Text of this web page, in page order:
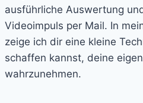
ausführliche Auswertung
Videoimpuls per Mail. In
zeige ich dir eine kleine
schaffen kannst, deine
wahrzunehmen.